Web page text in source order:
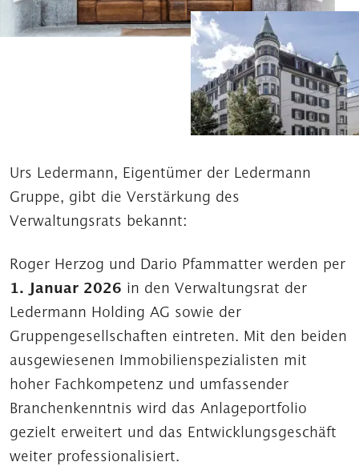
Urs Ledermann, Eigentümer der Ledermann
Gruppe, gibt die Verstärkung des
Verwaltungsrats bekannt:
Roger Herzog und Dario Pfammatter werden per
1. Januar 2026 in den Verwaltungsrat der
Ledermann Holding AG sowie der
Gruppengesellschaften eintreten. Mit den beiden
ausgewiesenen Immobilienspezialisten mit
hoher Fachkompetenz und umfassender
Branchenkenntnis wird das Anlageportfolio
gezielt erweitert und das Entwicklungsgeschäft
weiter professionalisiert.